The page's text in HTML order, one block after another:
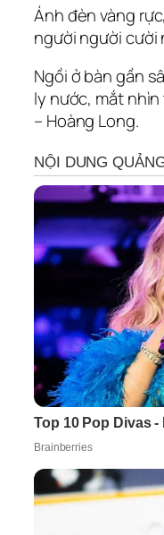
Ánh đèn vàng
người người cười
Ngồi ở bàn gần
ly nước, mắt
– Hoàng Long.